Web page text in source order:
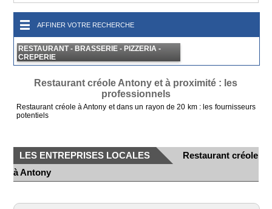
AFFINER VOTRE RECHERCHE
RESTAURANT - BRASSERIE - PIZZERIA -
CREPERIE
Restaurant créole Antony et à proximité : les
professionnels
Restaurant créole à Antony et dans un rayon de 20 km : les fournisseurs
potentiels
LES ENTREPRISES LOCALES
Restaurant créole
à Antony